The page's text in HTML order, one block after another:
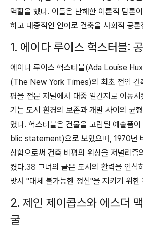
역할을 했다. 이들은 난해한 이론적 담론
하고 대중적인 언어로 건축을 사회적 공
1. 에이다 루이스 헉스터블:
에이다 루이스 헉스터블(Ada Louise
(The New York Times)의 최초 전임 건
평을 전문 저널에서 대중 일간지로 이동시
기는 도시 환경의 보존과 개발 사이의 균
였다. 헉스터블은 건물을 고립된 예술품
blic statement)으로 보았으며, 1970년
상함으로써 건축 비평의 위상을 저널리즘
켰다.38 그녀의 글은 도시의 활력을 인식
맞서 "대체 불가능한 정신"을 지키기 위한
2. 제인 제이콥스와 에스더
굴